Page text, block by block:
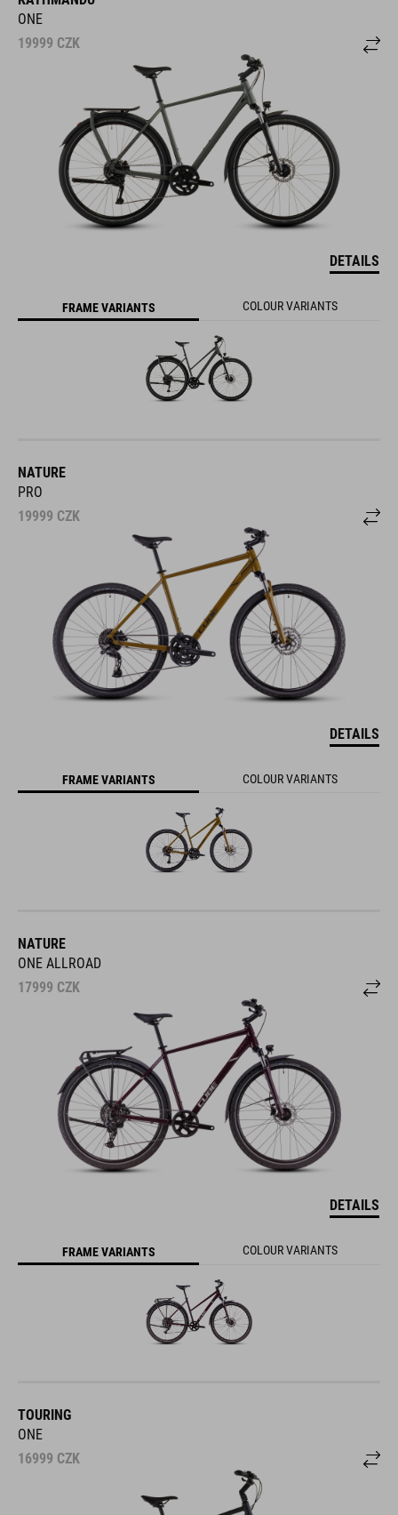
ONE
19999 CZK
DETAILS
FRAME VARIANTS COLOUR VARIANTS
NATURE
PRO
19999 CZK
DETAILS
FRAME VARIANTS COLOUR VARIANTS
NATURE
ONE ALLROAD
17999 CZK
DETAILS
FRAME VARIANTS COLOUR VARIANTS
TOURING
ONE
16999 CZK